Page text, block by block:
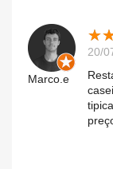
Marco.e
★
★
20/